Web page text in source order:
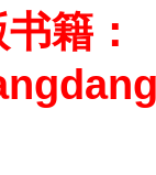
籍：